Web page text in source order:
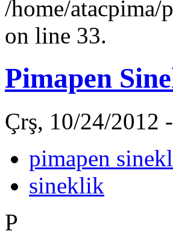
/home/
on line 33.
Pimapen
Çrş, 10/24/2012
pimapen
sineklik
P